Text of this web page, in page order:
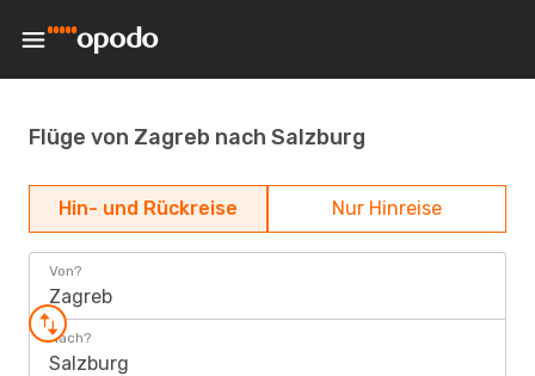
Flüge von Zagreb nach Salzburg
Hin- und Rückreise Nur Hinreise
Von?
Zagreb
Nach?
Salzburg